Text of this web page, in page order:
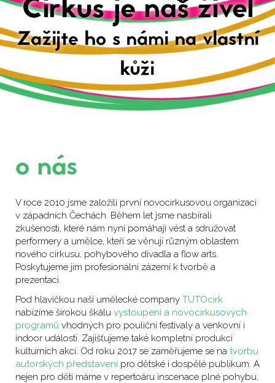
Cirkus je náš živel
Zažijte ho s námi na vlastní
kůži
o nás
V roce 2010 jsme založili první novocirkusovou organizaci
v západních Čechách. Během let jsme nasbírali
zkušenosti, které nám nyní pomáhají vést a sdružovat
performery a umělce, kteří se věnují různým oblastem
nového cirkusu, pohybového divadla a flow arts.
Poskytujeme jim profesionální zázemí k tvorbě a
prezentaci.
Pod hlavičkou naší umělecké company TUTOcirk
nabízíme širokou škálu vystoupení a novocirkusových
programů vhodných pro pouliční festivaly a venkovní i
indoor události. Zajišťujeme také kompletní produkci
kulturních akcí. Od roku 2017 se zaměřujeme se na tvorbu
autorských představení pro dětské i dospělé publikum. A
nejen pro děti máme v repertoáru inscenace plné pohybu,